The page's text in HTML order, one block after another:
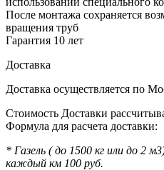
После монтажа сохраняется
вращения труб
Гарантия 10 лет
Доставка
Доставка осуществляется по
Стоимость Доставки
Формула для расчета доставки:
* Газель ( до 1500 кг или до 2
каждый км 100 руб.